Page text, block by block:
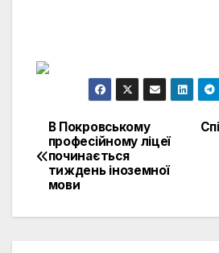
Навигация
по
В Покровському
професійному ліцеї
починається
тиждень іноземної
мови